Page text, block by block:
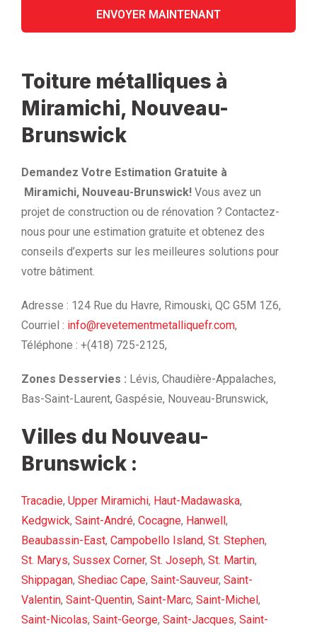
Toiture métalliques à
Miramichi, Nouveau-
Brunswick
Demandez Votre Estimation Gratuite à
Miramichi, Nouveau-Brunswick! Vous avez un
projet de construction ou de rénovation ? Contactez-
nous pour une estimation gratuite et obtenez des
conseils d’experts sur les meilleures solutions pour
votre bâtiment.
Adresse : 124 Rue du Havre, Rimouski, QC G5M 1Z6,
Courriel : info@revetementmetalliquefr.com,
Téléphone : +(418) 725-2125,
Zones Desservies : Lévis, Chaudière-Appalaches,
Bas-Saint-Laurent, Gaspésie, Nouveau-Brunswick,
Villes du Nouveau-
Brunswick :
Tracadie, Upper Miramichi, Haut-Madawaska,
Kedgwick, Saint-André, Cocagne, Hanwell ,
Beaubassin-East, Campobello Island, St. Stephen,
St. Marys, Sussex Corner, St. Joseph, St. Martin,
Shippagan, Shediac Cape, Saint-Sauveur, Saint-
Valentin, Saint-Quentin, Saint-Marc, Saint-Michel ,
Saint-Nicolas, Saint-George, Saint-Jacques, Saint-